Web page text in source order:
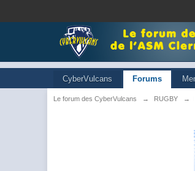
CyberVulcans Forums
Le forum des CyberVulcans → RUGBY →